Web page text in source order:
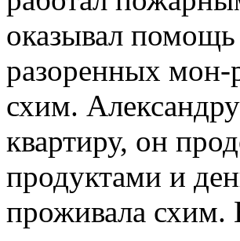
оказывал
разоренных мон-
схим.
квартиру, он
продуктами и
проживала